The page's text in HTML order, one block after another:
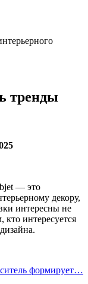
тренды
— это
декору,
интересны не
кто интересуется
формирует…